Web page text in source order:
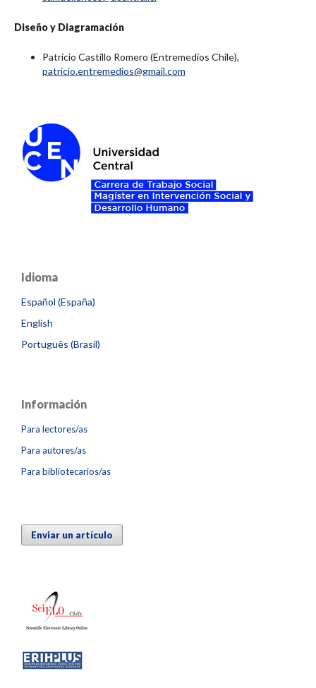
Diseño y Diagramación
Patricio Castillo Romero (Entremedios Chile),
patricio.entremedios@gmail.com
Idioma
Español (España)
English
Português (Brasil)
Información
Para lectores/as
Para autores/as
Para bibliotecarios/as
Enviar un artículo